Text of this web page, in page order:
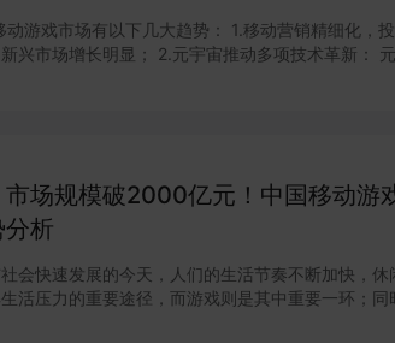
场有以下几大趋势： 1.移动营销精细化，投放总量下
显； 2.元宇宙推动多项技术革新： 元宇宙的概念
场蓬勃发展，推动全球文化交流。 更多信息可查看完整
市场规模破2000亿元！中国移动游
分析
会快速发展的今天，人们的生活节奏不断加快，休
生活压力的重要途径，而游戏则是其中重要一环；同